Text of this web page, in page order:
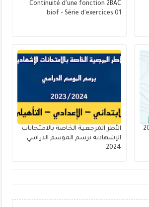
Continuité d'une fonction 2BAC
biof - Série d'exercices 01
الأطر المرجعية الخاصة بالامتحانات
الإشهادية برسم الموسم الدراسي
2024